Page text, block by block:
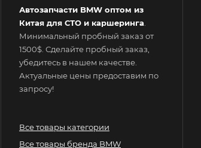
Автозапчасти BMW оптом из
Китая для СТО и каршеринга
Минимальный пробный заказ от
1500$. Сделайте пробный заказ,
убедитесь в нашем качестве.
Актуальные цены предоставим по
запросу!
Все товары категории
Все товары бренда BMW